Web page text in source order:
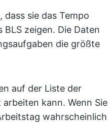
sie das Tempo
zeigen. Die Daten
die größte
auf der Liste der
kann. Wenn Sie
wahrscheinlich